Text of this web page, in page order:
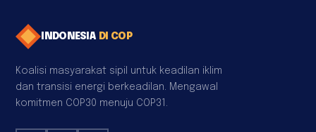
INDONESIA DI COP
Koalisi masyarakat sipil untuk keadilan iklim
dan transisi energi berkeadilan. Mengawal
komitmen COP30 menuju COP31.